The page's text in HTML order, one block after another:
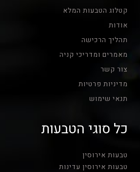
קטלוג הטבעות המלא
אודות
תהליך הרכישה
מאמרים ומדריכי קניה
צור קשר
מדיניות פרטיות
תנאי שימוש
כל סוגי הטבעות
טבעות אירוסין
טבעות אירוסין עדינות